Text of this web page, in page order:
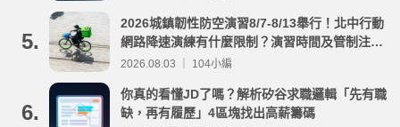
5.
2026城鎮韌性防空演習8/7-8/13舉行！北中行動
網路降速演練有什麼限制？演習時間及管制注意
事項整理
2026.08.03 ｜ 104小編
6.
你真的看懂JD了嗎？解析矽谷求職邏輯「先有職
缺，再有履歷」4區塊找出高薪籌碼